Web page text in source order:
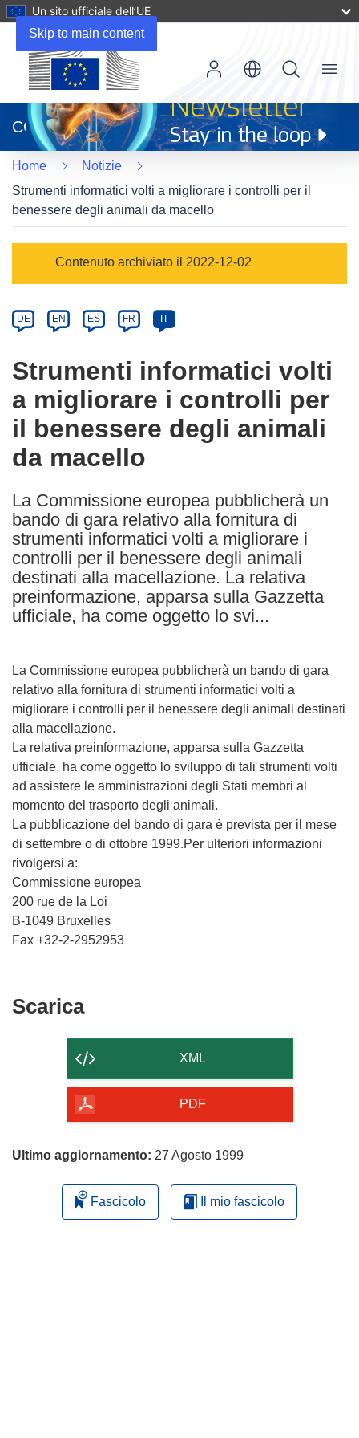
Skip to main content
Un sito ufficiale dell’UE
apre
in
una
nuova
finestra)
CORDIS
Menu
Home
Notizie
Strumenti informatici volti a migliorare i controlli per il
benessere degli animali da macello
Category
Contenuto archiviato il 2022-12-02
Article
available
the
following
languages:
DE EN ES FR IT
Strumenti informatici volti
a migliorare i controlli per
il benessere degli animali
da macello
La Commissione europea pubblicherà un
bando di gara relativo alla fornitura di
strumenti informatici volti a migliorare i
controlli per il benessere degli animali
destinati alla macellazione. La relativa
preinformazione, apparsa sulla Gazzetta
ufficiale, ha come oggetto lo svi...
La Commissione europea pubblicherà un bando di gara
relativo alla fornitura di strumenti informatici volti a
migliorare i controlli per il benessere degli animali destinati
alla macellazione.
La relativa preinformazione, apparsa sulla Gazzetta
ufficiale, ha come oggetto lo sviluppo di tali strumenti volti
ad assistere le amministrazioni degli Stati membri al
momento del trasporto degli animali.
La pubblicazione del bando di gara è prevista per il mese
di settembre o di ottobre 1999.Per ulteriori informazioni
rivolgersi a:
Commissione europea
200 rue de la Loi
B-1049 Bruxelles
Fax +32-2-2952953
ScaricaScarica
contenuto
della
pagina
XML
PDF
Ultimo aggiornamento: 27 Agosto 1999
Fascicolo Il mio fascicolo